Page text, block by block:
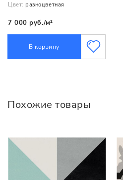
Цвет: разноцветная
7 000 руб./м²
В корзину
Похожие товары